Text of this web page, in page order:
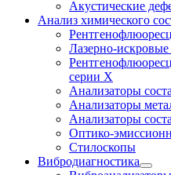
Акустические
Анализ химического
Лазерно-
серии Х
Анализаторы
Анализаторы
Анализаторы
Оптико-
Стилоскопы
Вибродиагностика